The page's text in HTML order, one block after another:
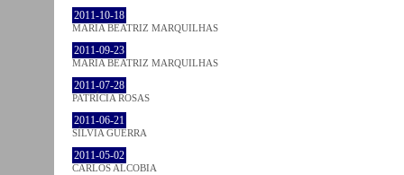
2011-10-18
MARIA BEATRIZ MARQUILHAS
2011-09-23
MARIA BEATRIZ MARQUILHAS
2011-07-28
PATRÍCIA ROSAS
2011-06-21
SÍLVIA GUERRA
2011-05-02
CARLOS ALCOBIA